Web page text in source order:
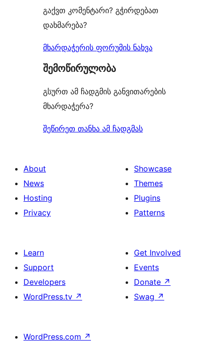
გაქვთ კომენტარი? გჭირდებათ
დახმარება?
მხარდაჭერის ფორუმის ნახვა
შემოწირულობა
გსურთ ამ ჩადგმის განვითარების
მხარდაჭერა?
შეწირეთ თანხა ამ ჩადგმას
About
News
Hosting
Privacy
Showcase
Themes
Plugins
Patterns
Learn
Support
Developers
WordPress.tv ↗
Get Involved
Events
Donate ↗
Swag ↗
WordPress.com ↗